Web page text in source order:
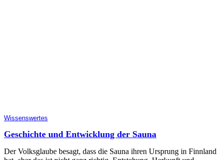
Wissenswertes
Geschichte und Entwicklung der Sauna
Der Volksglaube besagt, dass die Sauna ihren Ursprung in Finnland